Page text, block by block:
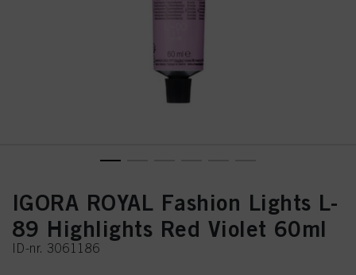
IGORA ROYAL Fashion Lights L-
89 Highlights Red Violet 60ml
ID-nr. 3061186